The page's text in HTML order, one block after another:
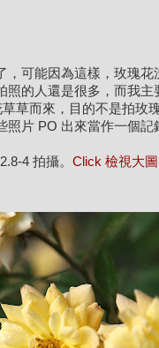
，可能因為這樣，玫瑰花
照的人還是很多，而我主
草而來，目的不是拍玫
照片 PO 出來當作一個記
4 拍攝。 Click 檢視大